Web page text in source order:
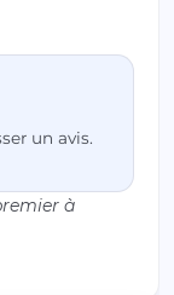
un avis.
à